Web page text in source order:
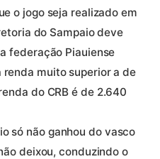
o jogo seja realizado em
do Sampaio deve
federação Piauiense
muito superior a de
do CRB é de 2.640
só não ganhou do vasco
deixou, conduzindo o